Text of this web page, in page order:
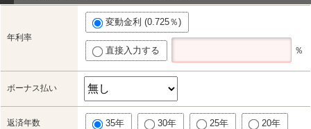
年利率
変動金利 (0.725％)
直接入力する ％
ボーナス払い
返済年数 35年 30年 25年 20年